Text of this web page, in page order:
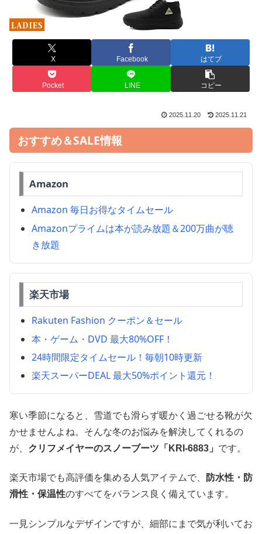
X Facebook はてブ
Pocket LINE コピー
2025.11.20 2025.11.21
おすすめ＆SALE情報
Amazon
Amazon 毎日お得なタイムセール
Amazonプライムは本が読み放題＆200万曲が聴
き放題
楽天市場
Rakuten Fashion クーポン＆セール
本・ゲーム・DVD 最大80%OFF！
24時間限定タイムセール！毎朝10時更新
楽天スーパーDEAL 最大50%ポイント還元！
寒い季節になると、雪道でも滑らず暖かく過ごせる靴が欠
かせませんよね。そんな冬のお悩みを解決してくれるの
が、 クリフメイヤーのスノーブーツ「KRI-6883」 です。
楽天市場でも高評価を集める人気アイテムで、
防水性・防
滑性・保温性のすべてをバランス良く備えています。
一見シンプルなデザインですが、細部にまで気が利いてお